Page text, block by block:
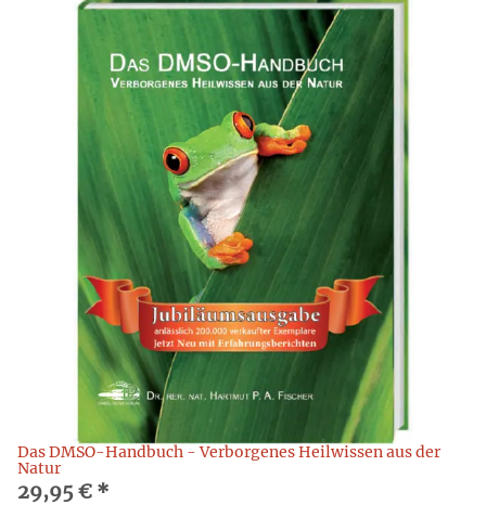
Das DMSO-Handbuch - Verborgenes Heilwissen aus der
Natur
29,95 € *